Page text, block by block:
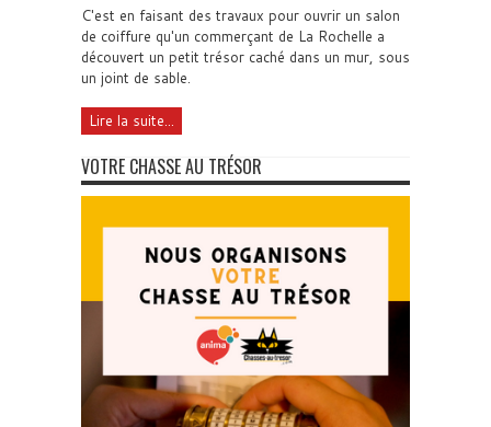
C'est en faisant des travaux pour ouvrir un salon
de coiffure qu'un commerçant de La Rochelle a
découvert un petit trésor caché dans un mur, sous
un joint de sable.
Lire la suite...
VOTRE CHASSE AU TRÉSOR